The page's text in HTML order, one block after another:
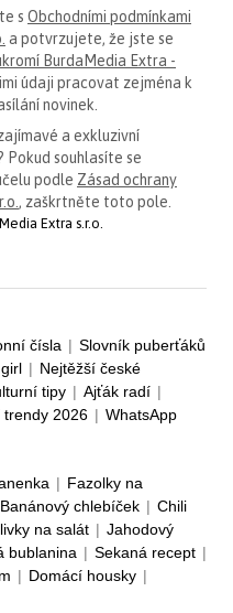
s Obchodními podmínkami
a potvrzujete, že jste se
BurdaMedia Extra -
údaji pracovat zejména k
novinek.
a exkluzivní
souhlasíte se
podle Zásad ochrany
, zaškrtněte toto pole.
Extra s.r.o.
čísla | Slovník puberťáků
| Nejtěžší české
tipy | Ajťák radí |
trendy 2026 | WhatsApp
| Fazolky na
Banánový chlebíček | Chili
na salát | Jahodový
bublanina | Sekaná recept |
| Domácí housky |